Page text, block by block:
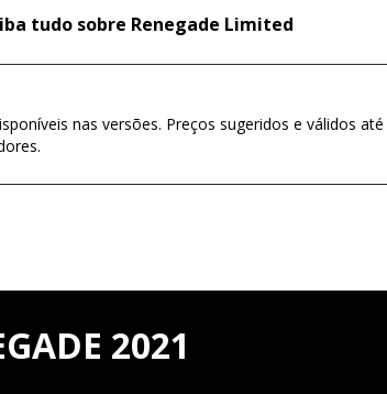
tudo sobre Renegade Limited
nas versões. Preços sugeridos e válidos até
2021